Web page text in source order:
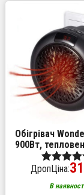
Обігрівач
900Вт,
для дому,
Оценка
из 5
ДропЦіна:
В